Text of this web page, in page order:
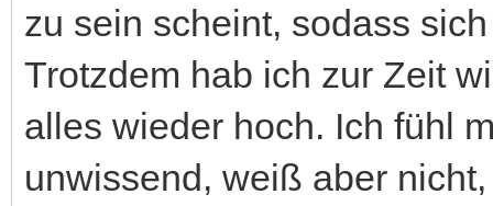
zu sein scheint, sodass
Trotzdem hab ich zur Zeit
alles wieder hoch. Ich fühl
unwissend, weiß aber